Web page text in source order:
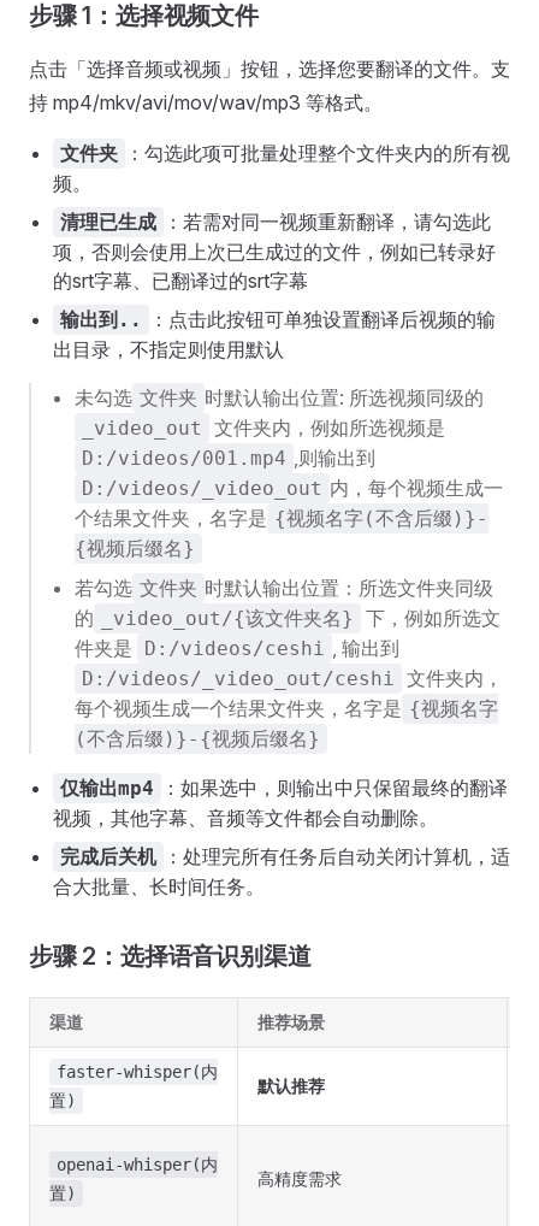
步骤 1：选择视频文件
点击「选择音频或视频」按钮，选择您要翻译的文件。支
持 mp4/mkv/avi/mov/wav/mp3 等格式。
文件夹
：勾选此项可批量处理整个文件夹内的所有视
频。
清理已生成
：若需对同一视频重新翻译，请勾选此
项，否则会使用上次已生成过的文件，例如已转录好
的srt字幕、已翻译过的srt字幕
输出到..
：点击此按钮可单独设置翻译后视频的输
出目录，不指定则使用默认
未勾选 文件夹 时默认输出位置: 所选视频同级的
_video_out 文件夹内，例如所选视频是
D:/videos/001.mp4 ,则输出到
D:/videos/_video_out 内，每个视频生成一
个结果文件夹，名字是 {视频名字(不含后缀)}-
{视频后缀名}
若勾选 文件夹 时默认输出位置：所选文件夹同级
的
_video_out/{该文件夹名}
下，例如所选文
件夹是
D:/videos/ceshi , 输出到
D:/videos/_video_out/ceshi 文件夹内，
每个视频生成一个结果文件夹，名字是 {视频名字
(不含后缀)}-{视频后缀名}
仅输出mp4
：如果选中，则输出中只保留最终的翻译
视频，其他字幕、音频等文件都会自动删除。
完成后关机
：处理完所有任务后自动关闭计算机，适
合大批量、长时间任务。
步骤 2：选择语音识别渠道
渠道 推荐场景
faster-whisper(内
置)
默认推荐
openai-whisper(内
置)
高精度需求